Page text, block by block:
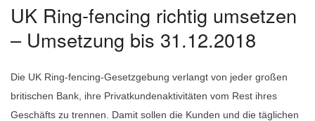
UK Ring-fencing richtig umsetzen
– Umsetzung bis 31.12.2018
Die UK Ring-fencing-Gesetzgebung verlangt von jeder großen
britischen Bank, ihre Privatkundenaktivitäten vom Rest ihres
Geschäfts zu trennen. Damit sollen die Kunden und die täglichen